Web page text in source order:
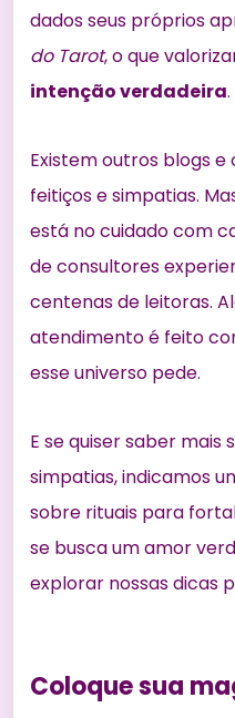
dados seus próprios
do Tarot, o que
intenção verdadeira.
Existem outros blogs
feitiços e simpatias.
está no cuidado com
de consultores
centenas de leitoras.
atendimento é feito
esse universo pede.
E se quiser saber mais
simpatias, indicamos
sobre rituais para
se busca um amor
explorar nossasdicas
Coloque sua